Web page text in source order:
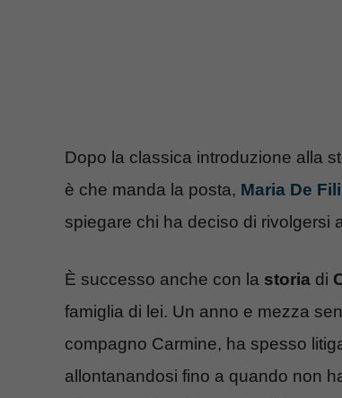
Dopo la classica introduzione alla
è che manda la posta, Maria De
spiegare chi ha deciso di rivolgersi
È successo anche con la storia di
famiglia di lei. Un anno e mezza
compagno Carmine, ha spesso
allontanandosi fino a quando non